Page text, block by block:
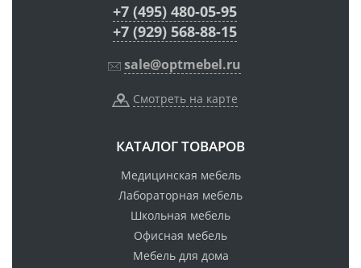
+7 (495) 480-05-95
+7 (929) 568-88-15
sale@optmebel.ru
Смотреть на карте
КАТАЛОГ ТОВАРОВ
Медицинская мебель
Лабораторная мебель
Школьная мебель
Офисная мебель
Мебель для дома